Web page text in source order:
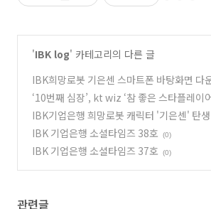
'IBK log' 카테고리의 다른 글
IBK희망로봇 기은센 스마트폰 바탕화면 다
으세요
(0)
‘10번째 심장’, kt wiz ‘참 좋은 스타플레이
소개합니다 (0)
IBK기업은행 희망로봇 캐릭터 '기은센' 탄생
IBK 기업은행 소셜타임즈 38호 (0)
IBK 기업은행 소셜타임즈 37호 (0)
관련글